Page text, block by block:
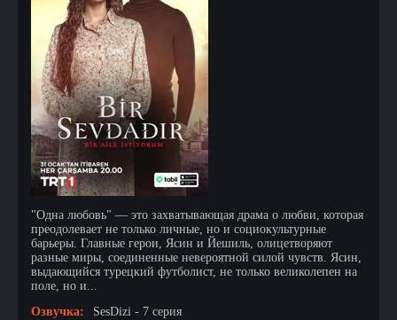
"Одна любовь" — это захватывающая драма о любви, которая
преодолевает не только личные, но и социокультурные
барьеры. Главные герои, Ясин и Йешиль, олицетворяют
разные миры, соединенные невероятной силой чувств. Ясин,
выдающийся турецкий футболист, не только великолепен на
поле, но и...
Озвучка:
SesDizi - 7 серия